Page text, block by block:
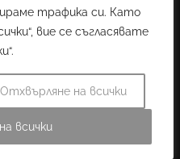
трафика си. Като
вие се съгласявате
Отхвърляне на всички
всички
права запазени.